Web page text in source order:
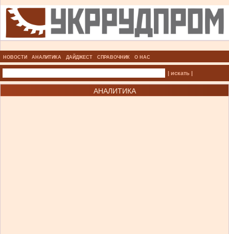
НОВОСТИ АНАЛИТИКА ДАЙДЖЕСТ СПРАВОЧНИК О НАС
| искать |
АНАЛИТИКА